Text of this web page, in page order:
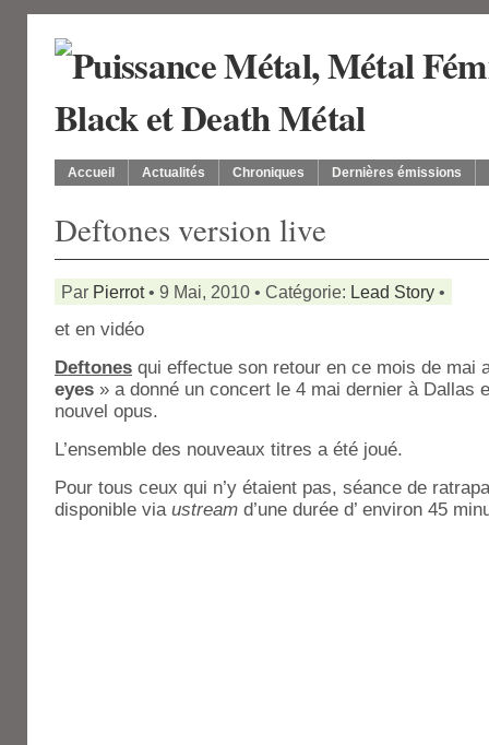
Accueil Actualités Chroniques Dernières émissions
Deftones version live
Par Pierrot• 9 Mai, 2010 • Catégorie: Lead Story •
et en vidéo
Deftones qui effectue son retour en ce mois de mai
eyes » a donné un concert le 4 mai dernier à Dallas
nouvel opus.
L’ensemble des nouveaux titres a été joué.
Pour tous ceux qui n’y étaient pas, séance de
disponible via ustream d’une durée d’ environ 45